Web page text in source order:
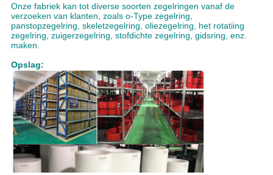
Onze fabriek kan tot diverse soorten zegelringen vanaf de
verzoeken van klanten, zoals o-Type zegelring,
panstopzegelring, skeletzegelring, oliezegelring, het rotatiing
zegelring, zuigerzegelring, stofdichte zegelring, gidsring, enz.
maken.
Opslag: